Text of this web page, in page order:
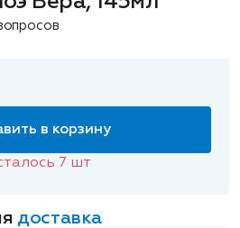
в корзину
7 шт
доставка